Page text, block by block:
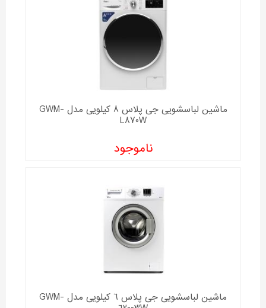
ماشین لباسشویی جی پلاس 8 کیلویی مدل GWM-
L870W
ناموجود
ماشین لباسشویی جی پلاس 6 کیلویی مدل GWM-